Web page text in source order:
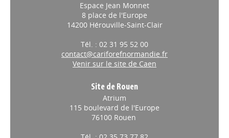
Espace Jean Monnet
8 place de l'Europe
14200 Hérouville-Saint-Clair
Tél. : 02 31 95 52 00
contact@cariforefnormandie.fr
Venir sur le site de Caen
Site de Rouen
Atrium
115 boulevard de l'Europe
76100 Rouen